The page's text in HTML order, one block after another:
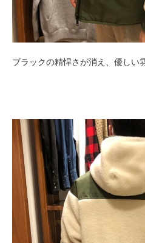
ブラックの精悍さが消え、優しい